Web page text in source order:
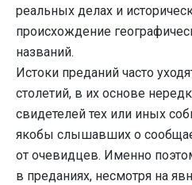
реальных делах и
происхождение
названий.
Истоки преданий часто
столетий, в их основе
свидетелей тех или иных
якобы слышавших о
от очевидцев. Именно
в преданиях, несмотря на